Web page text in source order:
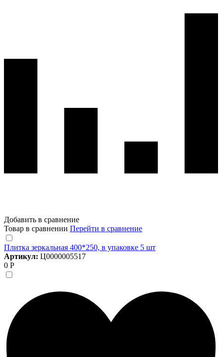
Добавить в сравнение
Товар в сравнении Перейти в сравнение
Плитка зеркальная 400*250, в упаковке 5 шт
Артикул: Ц0000005517
0 Р